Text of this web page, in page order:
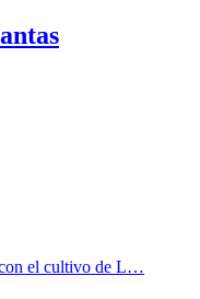
el cultivo de L…